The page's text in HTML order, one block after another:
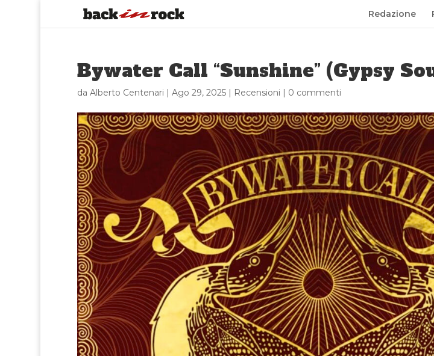
Redazione
Bywater Call “Sunshine” (Gypsy
da Alberto Centenari | Ago 29, 2025| Recensioni | 0 commenti